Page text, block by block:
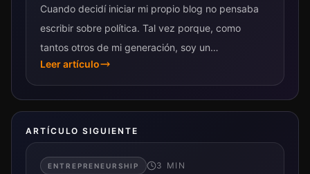
Cuando decidí iniciar mi propio blog no pensaba
escribir sobre política. Tal vez porque, como
tantos otros de mi generación, soy un
desencantado más. Y, sin embargo, acá...
Leer artículo
ARTÍCULO SIGUIENTE
ENTREPRENEURSHIP 3 MIN